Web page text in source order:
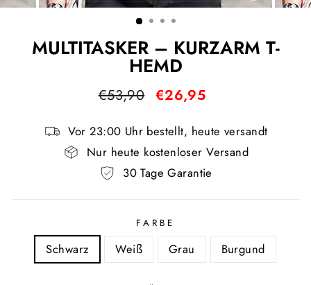
ESC)
MULTITASKER – KURZARM T-
HEMD
Normaler
€53,90 Sonderpreis
€26,95
Vor 23:00 Uhr bestellt, heute versandt
Nur heute kostenloser Versand
30 Tage Garantie
FARBE
Schwarz Weiß Grau Burgund